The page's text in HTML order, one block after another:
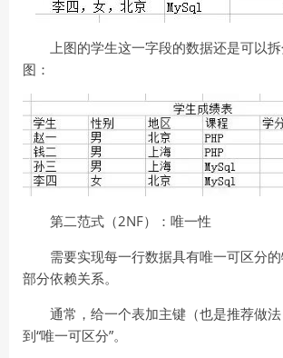
上图的学生这一字段的数据还是可以
图：
第二范式（2NF）：唯一性
需要实现每一行数据具有唯一可区分
部分依赖关系。
通常，给一个表加主键（也是推荐做
到“唯一可区分”。